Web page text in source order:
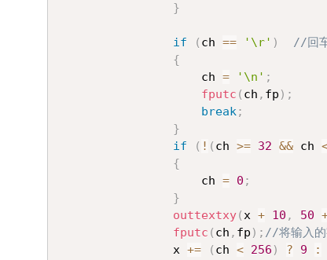
}
if ( ch == '\r' )
//回
{
					ch
= '\n' ;
fputc ( ch , fp ) ;
break;
}
if
( ! ( ch >= 32 && ch
{
					ch
= 0 ;
}
outtextxy(x + 10 , 50
fputc ( ch , fp ) ; //将输入的
				x
+= ( ch < 256 ) ? 9 :